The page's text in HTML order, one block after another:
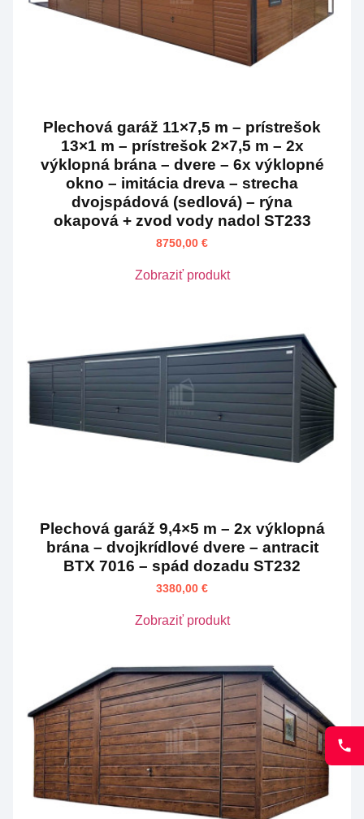
Plechová garáž 11×7,5 m – prístrešok
13×1 m – prístrešok 2×7,5 m – 2x
výklopná brána – dvere – 6x výklopné
okno – imitácia dreva – strecha
dvojspádová (sedlová) – rýna
okapová + zvod vody nadol ST233
8750,00 €
Zobraziť produkt
Plechová garáž 9,4×5 m – 2x výklopná
brána – dvojkrídlové dvere – antracit
BTX 7016 – spád dozadu ST232
3380,00 €
Zobraziť produkt